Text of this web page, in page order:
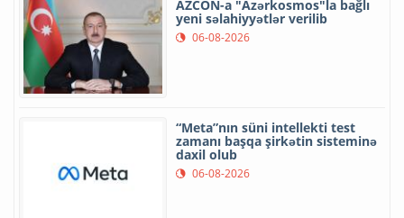
AZCON-a "Azərkosmos"la bağlı
yeni səlahiyyətlər verilib
06-08-2026
“Meta”nın süni intellekti test
zamanı başqa şirkətin sisteminə
daxil olub
06-08-2026